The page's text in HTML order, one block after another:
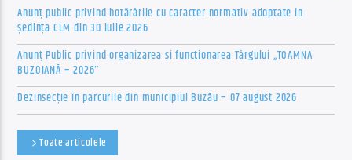
Anunț public privind hotărârile cu caracter normativ adoptate în
ședința CLM din 30 iulie 2026
Anunț Public privind organizarea şi funcţionarea Târgului „TOAMNA
BUZOIANĂ – 2026″
Dezinsecție în parcurile din municipiul Buzău – 07 august 2026
Toate articolele